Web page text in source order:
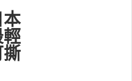
本
輕
撕